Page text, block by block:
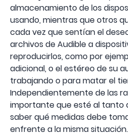
almacenamiento de los
usando, mientras que otros
cada vez que sentían el
archivos de Audible a
reproducirlos, como por
adicional, o el estéreo de su
trabajando o para matar el
Independientemente de las
importante que esté al tanto
saber qué medidas debe
enfrente a la misma situación.